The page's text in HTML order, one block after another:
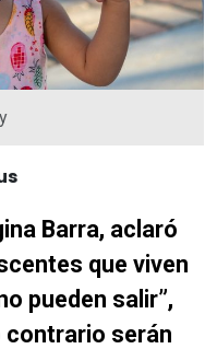
Barra, aclaró
que viven
pueden salir”,
contrario serán